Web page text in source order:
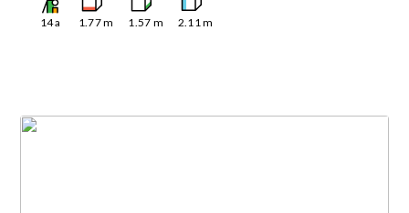
14a 1.77m 1.57 m 2.11m